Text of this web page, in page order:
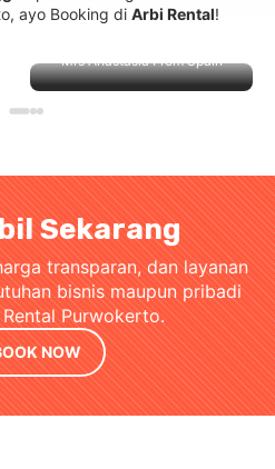
ayo Booking di Arbi Rental!
Mrs Anastasia From Spain
Sekarang
transparan, dan layanan
bisnis maupun pribadi
Purwokerto.
NOW